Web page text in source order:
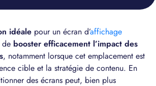
idéale pour un écran d’affichage
de booster efficacement l’impact des
, notamment lorsque cet emplacement est
cible et la stratégie de contenu. En
des écrans peut, bien plus